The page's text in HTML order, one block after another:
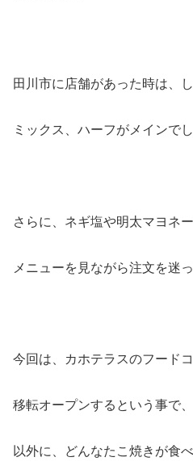
田川市に店舗があった時は、
ミックス、ハーフがメインでし
さらに、ネギ塩や明太マヨネ
メニューを見ながら注文を迷
今回は、カホテラスのフード
移転オープンするという事で
以外に、どんなたこ焼きが食